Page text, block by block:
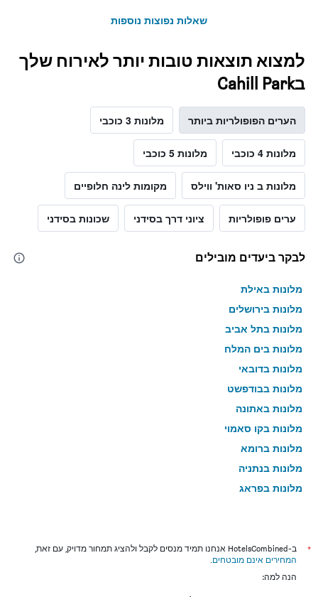
שאלות נפוצות נוספות
למצוא תוצאות טובות יותר לאירוח שלך
בCahill Park
הערים הפופולריות ביותר מלונות 3 כוכבי
מלונות 4 כוכבי מלונות 5 כוכבי
מלונות ב ניו סאות' ווילס מקומות לינה חלופיים
ערים פופולריות ציוני דרך בסידני שכונות בסידני
לבקר ביעדים מובילים
מלונות באילת
מלונות בירושלים
מלונות בתל אביב
מלונות בים המלח
מלונות בדובאי
מלונות בבודפשט
מלונות באתונה
מלונות בקו סאמוי
מלונות ברומא
מלונות בנתניה
מלונות בפראג
מלונות בניו יורק
מלונות בבנגקוק
*
ב-HotelsCombined אנחנו תמיד מנסים לקבל ולהציג תמחור מדויק, עם זאת,
המחירים אינם מובטחים.
הנה למה: